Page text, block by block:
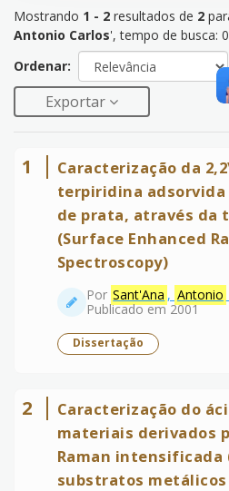
Mostrando 1 - 2 resultados de 2
Antonio Carlos', tempo de busca:
Ordenar:
Exportar
1
Caracterização da
terpiridina
de prata, através da
(Surface Enhanced
Spectroscopy)
Por Sant'Ana , Antonio
Publicado em 2001
Dissertação
2
Caracterização do
materiais derivados
Raman intensificada
substratos metálicos